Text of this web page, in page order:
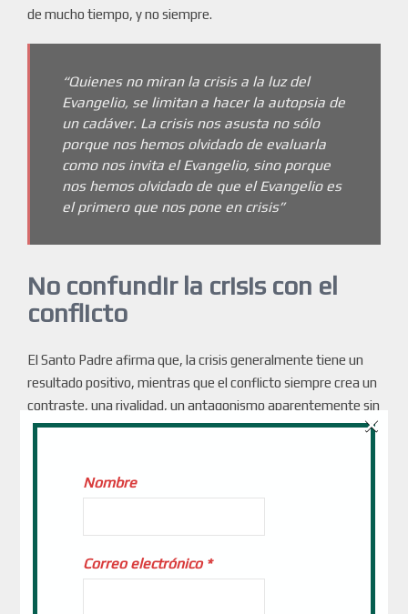
de mucho tiempo, y no siempre.
“Quienes no miran la crisis a la luz del
Evangelio, se limitan a hacer la autopsia de
un cadáver. La crisis nos asusta no sólo
porque nos hemos olvidado de evaluarla
como nos invita el Evangelio, sino porque
nos hemos olvidado de que el Evangelio es
el primero que nos pone en crisis”
No confundir la crisis con el
conflicto
El Santo Padre afirma que, la crisis generalmente tiene un
resultado positivo, mientras que el conflicto siempre crea un
contraste, una rivalidad, un antagonismo aparentemente sin
solución, entre sujetos divididos en amigos para amar y
de una de las partes. La lógica del conflicto siempre busca
“culpables” a quienes estigmatizar y despreciar y “justos” a
pertenece. Esta pérdida del sentido de pertenencia común
Nombre
Correo electrónico *
×